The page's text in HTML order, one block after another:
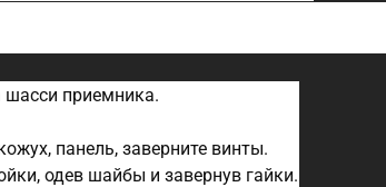
шасси приемника.
панель, заверните винты.
одев шайбы и завернув гайки.